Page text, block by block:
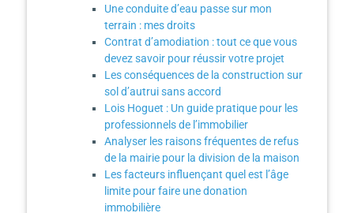
Une conduite d’eau passe sur mon
terrain : mes droits
Contrat d’amodiation : tout ce que vous
devez savoir pour réussir votre projet
Les conséquences de la construction sur
sol d’autrui sans accord
Lois Hoguet : Un guide pratique pour les
professionnels de l’immobilier
Analyser les raisons fréquentes de refus
de la mairie pour la division de la maison
Les facteurs influençant quel est l’âge
limite pour faire une donation
immobilière